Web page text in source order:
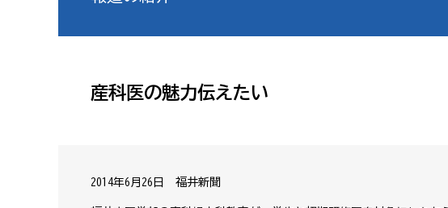
産科医の魅力伝えたい
2014年6月26日 福井新聞